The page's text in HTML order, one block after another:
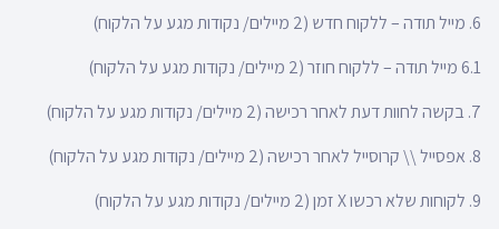
6. מייל תודה – ללקוח חדש (2 מיילים/ נקודות מגע על הלקוח)
6.1 מייל תודה – ללקוח חוזר (2 מיילים/ נקודות מגע על הלקוח)
7. בקשה לחוות דעת לאחר רכישה (2 מיילים/ נקודות מגע על הלקוח)
8. אפסייל \\ קרוסייל לאחר רכישה (2 מיילים/ נקודות מגע על הלקוח)
9. לקוחות שלא רכשו X זמן (2 מיילים/ נקודות מגע על הלקוח)